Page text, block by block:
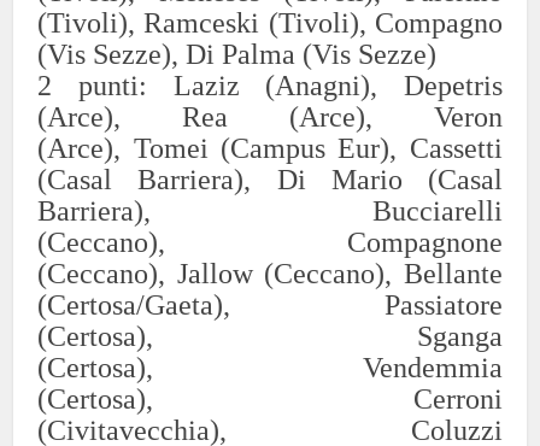
(Tivoli),Ramceski (Tivoli), Compagno
(Vis Sezze), Di Palma (Vis Sezze)
2 punti: Laziz (Anagni), Depetris
(Arce),Rea (Arce), Veron
(Arce), Tomei (Campus Eur), Cassetti
(Casal Barriera), Di Mario (Casal
Barriera),
Bucciarelli
(Ceccano), Compagnone
(Ceccano), Jallow (Ceccano), Bellante
(Certosa/Gaeta), Passiatore
(Certosa), Sganga
(Certosa), Vendemmia
(Certosa), Cerroni
(Civitavecchia), Coluzzi